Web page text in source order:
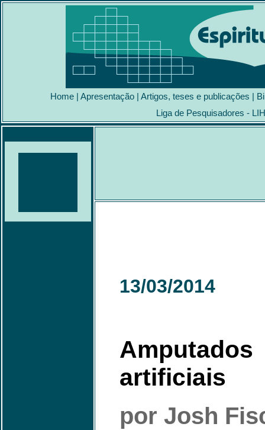
Home | Apresentação | Artigos, teses e publicações |
Liga de Pesquisadores -
13/03/2014
artificiais
por Josh